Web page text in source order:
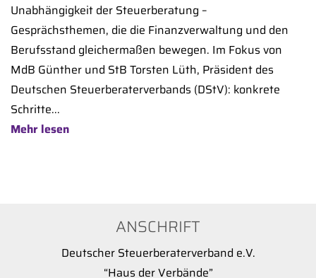
Unabhängigkeit der Steuerberatung –
Gesprächsthemen, die die Finanzverwaltung und den
Berufsstand gleichermaßen bewegen. Im Fokus von
MdB Günther und StB Torsten Lüth, Präsident des
Deutschen Steuerberaterverbands (DStV): konkrete
Schritte...
Mehr lesen
ANSCHRIFT
Deutscher Steuerberaterverband e.V.
“Haus der Verbände”